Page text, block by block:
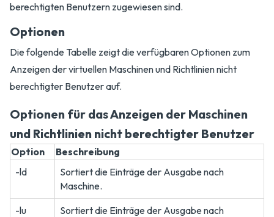
berechtigten Benutzern zugewiesen sind.
Optionen
Die folgende Tabelle zeigt die verfügbaren Optionen zum
Anzeigen der virtuellen Maschinen und Richtlinien nicht
berechtigter Benutzer auf.
Optionen für das Anzeigen der Maschinen
und Richtlinien nicht berechtigter Benutzer
Option
Beschreibung
-ld
Sortiert die Einträge der Ausgabe nach
Maschine.
-lu
Sortiert die Einträge der Ausgabe nach